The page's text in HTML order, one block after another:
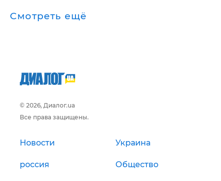
Смотреть ещё
© 2026, Диалог.ua
Все права защищены.
Новости Украина
россия Общество